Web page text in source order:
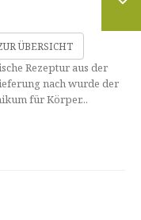
ÜBERSICHT
Rezeptur aus der
nach wurde der
für Körper...